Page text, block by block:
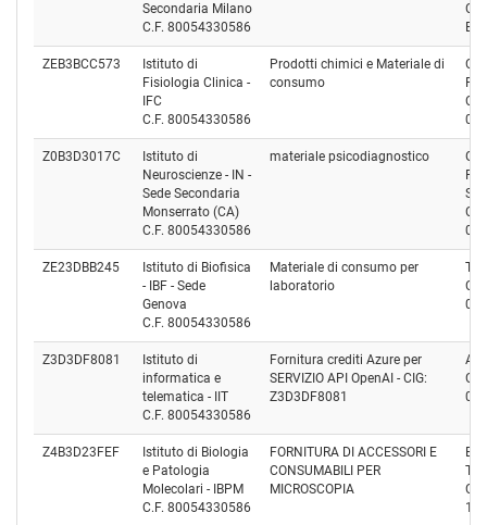
Secondaria Milano
C.F. 80054330586
ZEB3BCC573
Istituto di
Fisiologia Clinica -
IFC
C.F. 80054330586
Prodotti chimici e Materiale di
consumo
Z0B3D3017C
Istituto di
Neuroscienze - IN -
Sede Secondaria
Monserrato (CA)
C.F. 80054330586
materiale psicodiagnostico
ZE23DBB245
Istituto di Biofisica
- IBF - Sede
Genova
C.F. 80054330586
Materiale di consumo per
laboratorio
Z3D3DF8081
Istituto di
informatica e
telematica - IIT
C.F. 80054330586
Fornitura crediti Azure per
SERVIZIO API OpenAI - CIG:
Z3D3DF8081
Z4B3D23FEF
Istituto di Biologia
e Patologia
Molecolari - IBPM
C.F. 80054330586
FORNITURA DI ACCESSORI E
CONSUMABILI PER
MICROSCOPIA